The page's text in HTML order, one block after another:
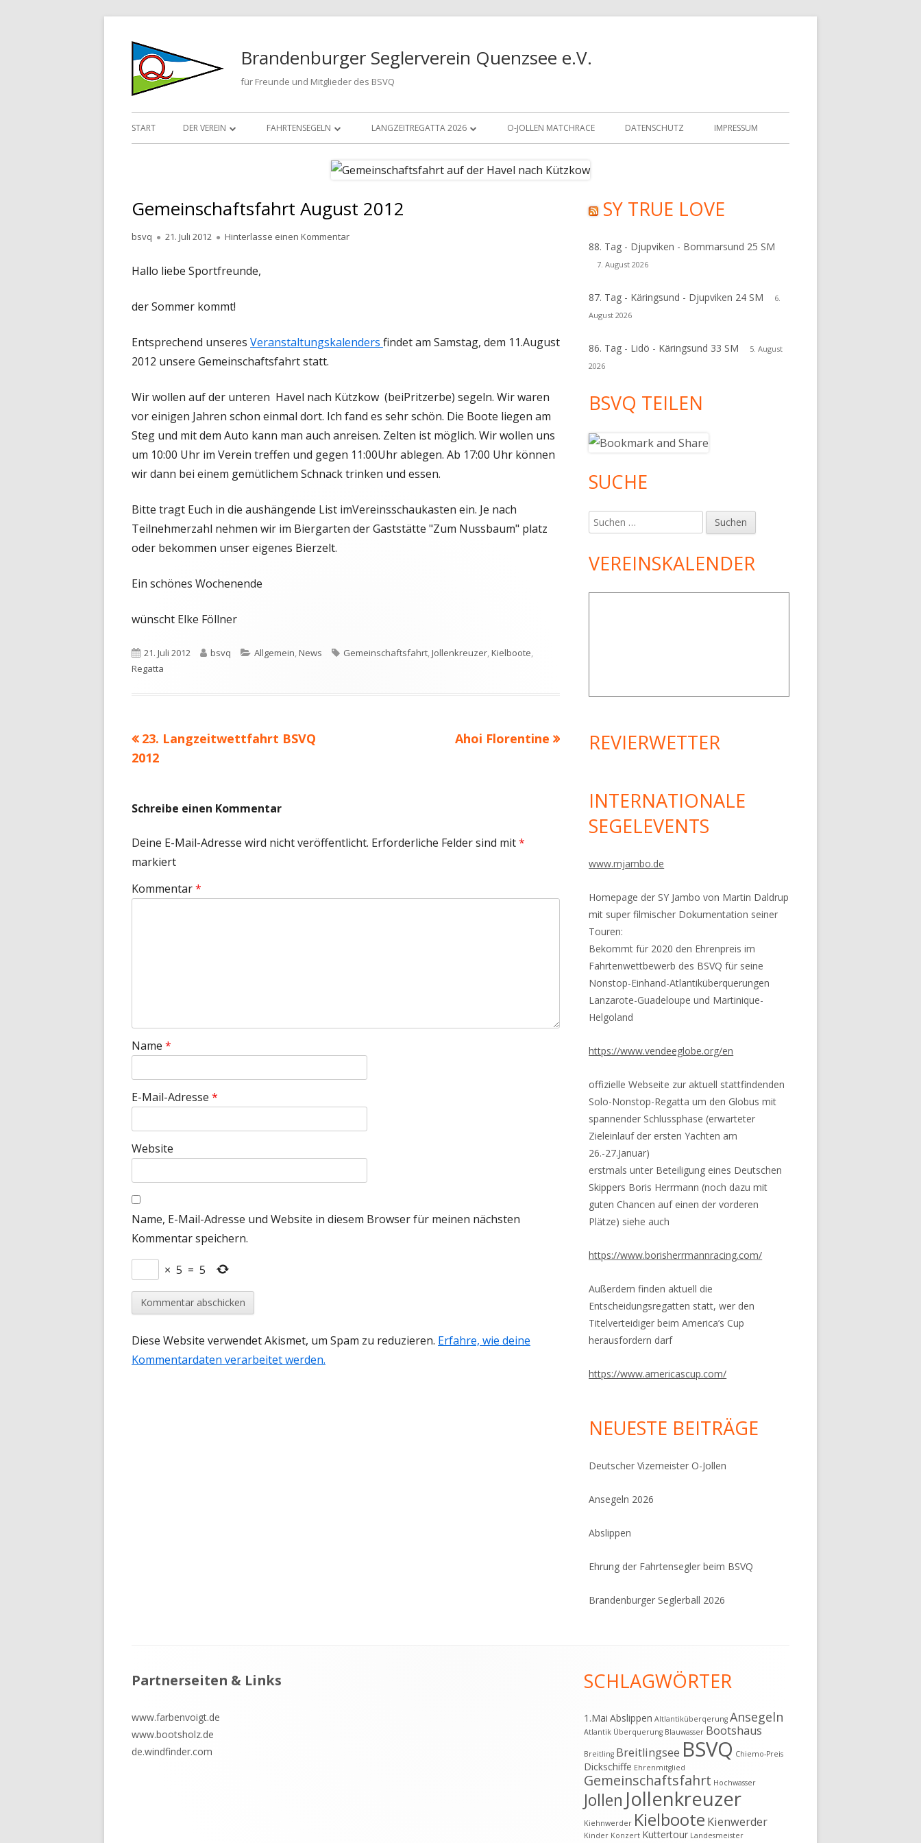
Brandenburger Seglerverein Quenzsee e.V.
für Freunde und Mitglieder des BSVQ
Primäres
START DER VEREIN FAHRTENSEGELN
FAHRTENSEGELWETTBEWERB 2024
FAHRTENSEGELN 2025
LANGZEITREGATTA 2026
ARCHIV LANGZEITREGATTA 2023
O-JOLLEN MATCHRACE DATENSCHUTZ IMPRESSUM
Gemeinschaftsfahrt August 2012
Autor
bsvq
Veröffentlicht
21. Juli 2012 Hinterlasse einen Kommentarzu Gemeinschaftsfahrt August 2012
Hallo liebe Sportfreunde,
der Sommer kommt!
Entsprechend unseres Veranstaltungskalenders findet am Samstag, dem 11.August
2012 unsere Gemeinschaftsfahrt statt.
Wir wollen auf der unteren Havel nach Kützkow (beiPritzerbe) segeln. Wir waren
vor einigen Jahren schon einmal dort. Ich fand es sehr schön. Die Boote liegen am
Steg und mit dem Auto kann man auch anreisen. Zelten ist möglich. Wir wollen uns
um 10:00 Uhr im Verein treffen und gegen 11:00Uhr ablegen. Ab 17:00 Uhr können
wir dann bei einem gemütlichem Schnack trinken und essen.
Bitte tragt Euch in die aushängende List imVereinsschaukasten ein. Je nach
Teilnehmerzahl nehmen wir im Biergarten der Gaststätte "Zum Nussbaum" platz
oder bekommen unser eigenes Bierzelt.
Ein schönes Wochenende
wünscht Elke Föllner
Veröffentlicht
am
21. Juli 2012 Autor
bsvq Kategorien
Allgemein,News Schlagwörter
Gemeinschaftsfahrt,Jollenkreuzer,Kielboote,
Regatta
Beitragsnavigation
Vorheriger
Beitrag:
23. Langzeitwettfahrt BSVQ
2012
Nächster
Ahoi Florentine
Schreibe einen Kommentar
Deine E-Mail-Adresse wird nicht veröffentlicht. Erforderliche Felder sind mit*
markiert
Kommentar*
Name *
E-Mail-Adresse *
Website
Name, E-Mail-Adresse und Website in diesem Browser für meinen nächsten
Kommentar speichern.
× 5 = 5
Diese Website verwendet Akismet, um Spam zu reduzieren. Erfahre, wie deine
Kommentardaten verarbeitet werden.
Haupt-
Seitenleiste
SY TRUE LOVE
88. Tag - Djupviken - Bommarsund 25 SM
7. August 2026
87. Tag - Käringsund - Djupviken 24 SM
6.
August 2026
86. Tag - Lidö - Käringsund 33 SM
5. August
2026
BSVQ TEILEN
SUCHE
Suchen
nach:
VEREINSKALENDER
REVIERWETTER
INTERNATIONALE
SEGELEVENTS
www.mjambo.de
Homepage der SY Jambo von Martin Daldrup
mit super filmischer Dokumentation seiner
Touren:
Bekommt für 2020 den Ehrenpreis im
Fahrtenwettbewerb des BSVQ für seine
Nonstop-Einhand-Atlantiküberquerungen
Lanzarote-Guadeloupe und Martinique-
Helgoland
https://www.vendeeglobe.org/en
offizielle Webseite zur aktuell stattfindenden
Solo-Nonstop-Regatta um den Globus mit
spannender Schlussphase (erwarteter
Zieleinlauf der ersten Yachten am
26.-27.Januar)
erstmals unter Beteiligung eines Deutschen
Skippers Boris Herrmann (noch dazu mit
guten Chancen auf einen der vorderen
Plätze) siehe auch
https://www.borisherrmannracing.com/
Außerdem finden aktuell die
Entscheidungsregatten statt, wer den
Titelverteidiger beim America’s Cup
herausfordern darf
https://www.americascup.com/
NEUESTE BEITRÄGE
Deutscher Vizemeister O-Jollen
Ansegeln 2026
Abslippen
Ehrung der Fahrtensegler beim BSVQ
Brandenburger Seglerball 2026
Inhalt
Partnerseiten & Links
www.farbenvoigt.de
www.bootsholz.de
de.windfinder.com
SCHLAGWÖRTER
1.Mai Abslippen Altlantiküberqerung Ansegeln
Atlantik Überquerung Blauwasser Bootshaus
Breitling Breitlingsee BSVQ Chiemo-Preis
Dickschiffe Ehrenmitglied
Gemeinschaftsfahrt Hochwasser
Jollen Jollenkreuzer
Kiehnwerder Kielboote Kienwerder
Kinder Konzert Kuttertour Landesmeister